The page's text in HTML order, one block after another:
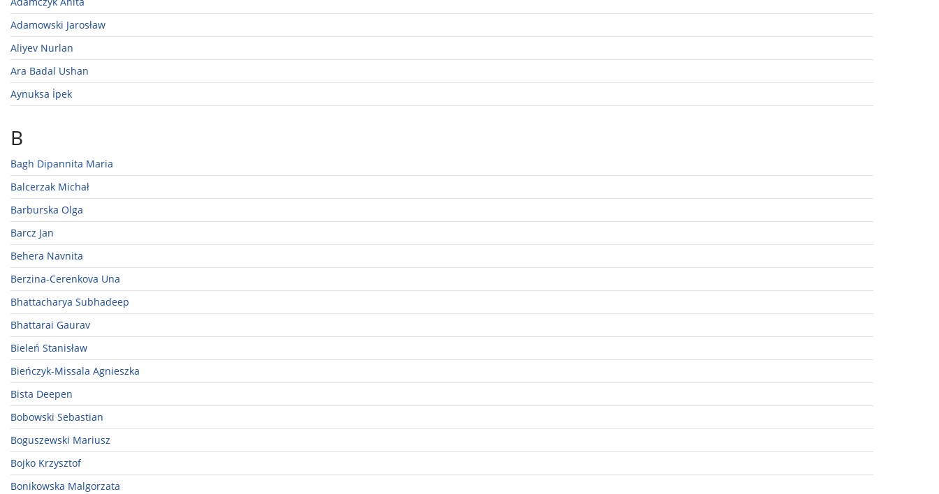
Adamowski Jarosław
Aliyev Nurlan
Ara Badal Ushan
Aynuksa İpek
B
Bagh Dipannita Maria
Balcerzak Michał
Barburska Olga
Barcz Jan
Behera Navnita
Berzina-Cerenkova Una
Bhattacharya Subhadeep
Bhattarai Gaurav
Bieleń Stanisław
Bieńczyk-Missala Agnieszka
Bista Deepen
Bobowski Sebastian
Boguszewski Mariusz
Bojko Krzysztof
Bonikowska Malgorzata